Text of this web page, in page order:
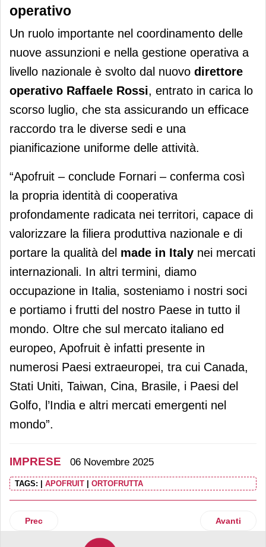
operativo
Un ruolo importante nel coordinamento delle
nuove assunzioni e nella gestione operativa a
livello nazionale è svolto dal nuovo direttore
operativo Raffaele Rossi, entrato in carica lo
scorso luglio, che sta assicurando un efficace
raccordo tra le diverse sedi e una
pianificazione uniforme delle attività.
“Apofruit – conclude Fornari – conferma così
la propria identità di cooperativa
profondamente radicata nei territori, capace di
valorizzare la filiera produttiva nazionale e di
portare la qualità del made in Italy nei mercati
internazionali. In altri termini, diamo
occupazione in Italia, sosteniamo i nostri soci
e portiamo i frutti del nostro Paese in tutto il
mondo. Oltre che sul mercato italiano ed
europeo, Apofruit è infatti presente in
numerosi Paesi extraeuropei, tra cui Canada,
Stati Uniti, Taiwan, Cina, Brasile, i Paesi del
Golfo, l’India e altri mercati emergenti nel
mondo”.
IMPRESE 06 Novembre 2025
TAGS: APOFRUIT ORTOFRUTTA
Articolo precedente: Sole365: accordo con Amazon per la
Prec Articolo
Avanti